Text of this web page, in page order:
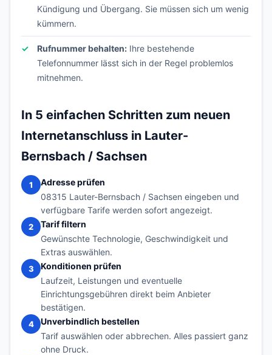
Kündigung und Übergang. Sie müssen sich um wenig
kümmern.
Rufnummer behalten: Ihre bestehende
Telefonnummer lässt sich in der Regel problemlos
mitnehmen.
In 5 einfachen Schritten zum neuen
Internetanschluss in Lauter-
Bernsbach / Sachsen
1
Adresse prüfen
08315 Lauter-Bernsbach / Sachsen eingeben und
verfügbare Tarife werden sofort angezeigt.
2
Tarif filtern
Gewünschte Technologie, Geschwindigkeit und
Extras auswählen.
3
Konditionen prüfen
Laufzeit, Leistungen und eventuelle
Einrichtungsgebühren direkt beim Anbieter
bestätigen.
4
Unverbindlich bestellen
Tarif auswählen oder abbrechen. Alles passiert ganz
ohne Druck.